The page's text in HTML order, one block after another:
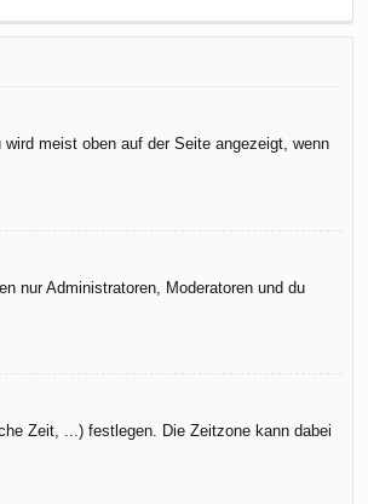
meist oben auf der Seite angezeigt, wenn
nur Administratoren, Moderatoren und du
Zeit, ...) festlegen. Die Zeitzone kann dabei